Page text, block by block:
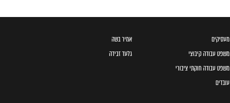
מעסיקים
משפט עבודה קיבוצי
משפט עבודה חוקתי ציבורי
עובדים
אמיר בשה
גלעד זבידה